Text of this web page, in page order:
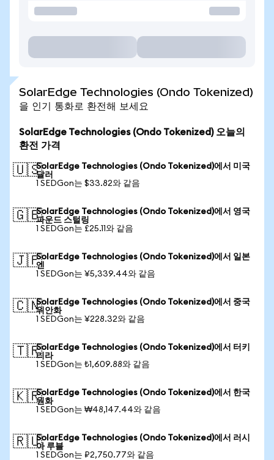
SolarEdge Technologies (Ondo Tokenized)
을 인기 통화로 환전해 보세요
SolarEdge Technologies (Ondo Tokenized) 오늘의
환전 가격
🇺🇸SolarEdge Technologies (Ondo Tokenized)에서 미국
달러
1 SEDGon는 $33.82와 같음
🇬🇧SolarEdge Technologies (Ondo Tokenized)에서 영국
파운드 스털링
1 SEDGon는 £25.11와 같음
🇯🇵SolarEdge Technologies (Ondo Tokenized)에서 일본
엔
1 SEDGon는 ¥5,339.44와 같음
🇨🇳SolarEdge Technologies (Ondo Tokenized)에서 중국
위안화
1 SEDGon는 ¥228.32와 같음
🇹🇷SolarEdge Technologies (Ondo Tokenized)에서 터키
리라
1 SEDGon는 ₺1,609.88와 같음
🇰🇷SolarEdge Technologies (Ondo Tokenized)에서 한국
원화
1 SEDGon는 ₩48,147.44와 같음
🇷🇺SolarEdge Technologies (Ondo Tokenized)에서 러시
아 루블
1 SEDGon는 ₽2,750.77와 같음